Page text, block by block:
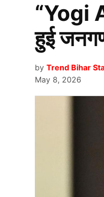
“Yogi
हुई
by Trend Bihar
May 8, 2026